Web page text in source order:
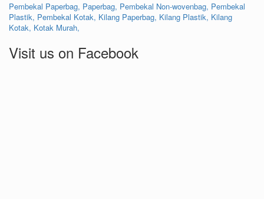
Pembekal Paperbag, Paperbag, Pembekal Non-wovenbag, Pembekal
Plastik, Pembekal Kotak, Kilang Paperbag, Kilang Plastik, Kilang
Kotak, Kotak Murah,
Visit us on Facebook